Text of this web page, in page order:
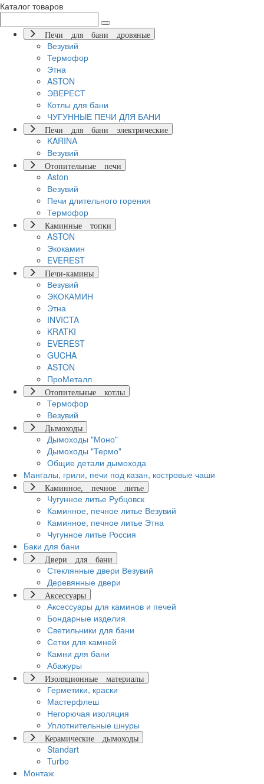
Каталог товаров
Печи для бани дровяные
Везувий
Термофор
Этна
ASTON
ЭВЕРЕСТ
Котлы для бани
ЧУГУННЫЕ ПЕЧИ ДЛЯ БАНИ
Печи для бани электрические
KARINA
Везувий
Отопительные печи
Aston
Везувий
Печи длительного горения
Термофор
Каминные топки
ASTON
Экокамин
EVEREST
Печи-камины
Везувий
ЭКОКАМИН
Этна
INVICTA
KRATKI
EVEREST
GUCHA
ASTON
ПроМеталл
Отопительные котлы
Термофор
Везувий
Дымоходы
Дымоходы "Моно"
Дымоходы "Термо"
Общие детали дымохода
Мангалы, грили, печи под казан, костровые чаши
Каминное, печное литье
Чугунное литье Рубцовск
Каминное, печное литье Везувий
Каминное, печное литье Этна
Чугунное литье Россия
Баки для бани
Двери для бани
Стеклянные двери Везувий
Деревянные двери
Аксессуары
Аксессуары для каминов и печей
Бондарные изделия
Светильники для бани
Сетки для камней
Камни для бани
Абажуры
Изоляционные материалы
Герметики, краски
Мастерфлеш
Негорючая изоляция
Уплотнительные шнуры
Керамические дымоходы
Standart
Turbo
Монтаж